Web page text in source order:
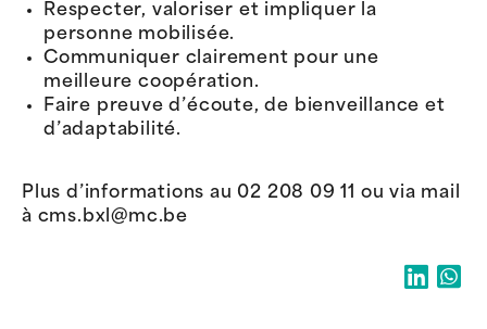
Respecter, valoriser et impliquer la
personne mobilisée.
Communiquer clairement pour une
meilleure coopération.
Faire preuve d’écoute, de bienveillance et
d’adaptabilité.
Plus d’informations au 02 208 09 11 ou via mail
à cms.bxl@mc.be